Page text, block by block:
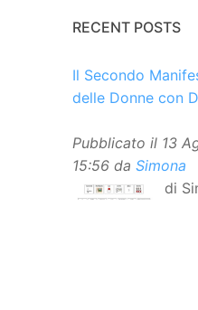
RECENT POSTS
Il Secondo
delle Donne con
Pubblicato il 13
15:56 da Simona
di